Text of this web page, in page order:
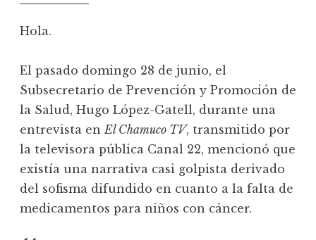
Hola.
El pasado domingo 28 de junio, el
Subsecretario de Prevención y Promoción de
la Salud, Hugo López-Gatell, durante una
entrevista enEl Chamuco TV, transmitido por
la televisora pública Canal 22, mencionó que
existía una narrativa casi golpista derivado
del sofisma difundido en cuanto a la falta de
medicamentos para niños con cáncer.